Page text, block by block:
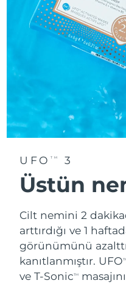
UFO TM 3
Üstün
Cilt nemini 2
arttırdığı ve 1
görünümünü
kanıtlanmıştır. UFO
ve T-SonicTM